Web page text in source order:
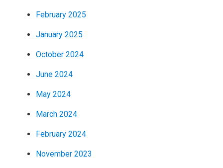
February 2025
January 2025
October 2024
June 2024
May 2024
March 2024
February 2024
November 2023